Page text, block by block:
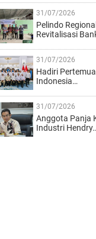
31/07/2026
Pelindo
Revitalisasi
31/07/2026
Hadiri
Indonesia…
31/07/2026
Anggota Panja
Industri